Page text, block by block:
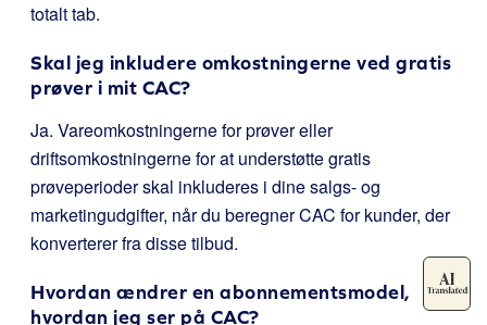
totalt tab.
Skal jeg inkludere omkostningerne ved gratis
prøver i mit CAC?
Ja. Vareomkostningerne for prøver eller
driftsomkostningerne for at understøtte gratis
prøveperioder skal inkluderes i dine salgs- og
marketingudgifter, når du beregner CAC for kunder, der
konverterer fra disse tilbud.
Hvordan ændrer en abonnementsmodel,
hvordan jeg ser på CAC?